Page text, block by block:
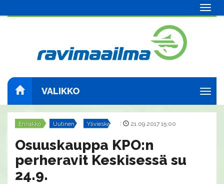
VALIKKO
Ennakko Uutinen Ylivieska | 21.09.2017 15:00
Osuuskauppa KPO:n
perheravit Keskisessä su
24.9.